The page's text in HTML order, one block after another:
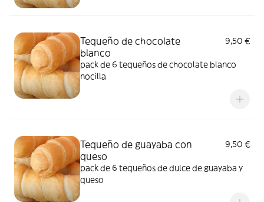
Tequeño de chocolate
blanco
9,50 €
pack de 6 tequeños de chocolate blanco
nocilla
Tequeño de guayaba con
queso
9,50 €
pack de 6 tequeños de dulce de guayaba y
queso